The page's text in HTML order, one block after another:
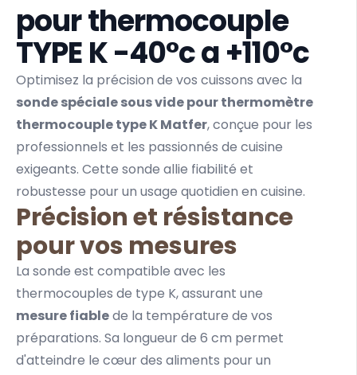
pour thermocouple
TYPE K -40°c a +110°c
Optimisez la précision de vos cuissons avec la
sonde spéciale sous vide pour thermomètre
thermocouple type K Matfer, conçue pour les
professionnels et les passionnés de cuisine
exigeants. Cette sonde allie fiabilité et
robustesse pour un usage quotidien en cuisine.
Précision et résistance
pour vos mesures
La sonde est compatible avec les
thermocouples de type K, assurant une
mesure fiablede la température de vos
préparations. Sa longueur de 6 cm permet
d'atteindre le cœur des aliments pour un